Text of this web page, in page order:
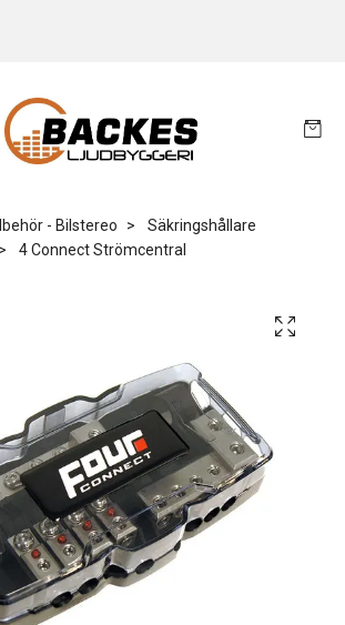
- Bilstereo
Säkringshållare
4 Connect Strömcentral